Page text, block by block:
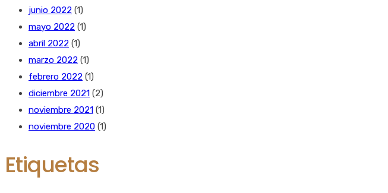
junio 2022 (1)
mayo 2022 (1)
abril 2022 (1)
marzo 2022 (1)
febrero 2022 (1)
diciembre 2021 (2)
noviembre 2021 (1)
noviembre 2020 (1)
Etiquetas